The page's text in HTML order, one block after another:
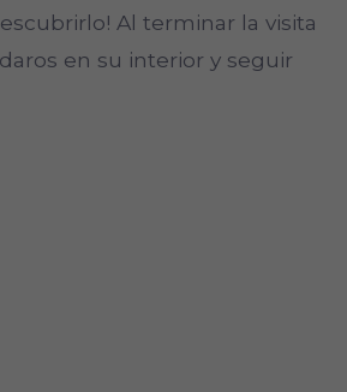
Al terminar la visita
en su interior y seguir